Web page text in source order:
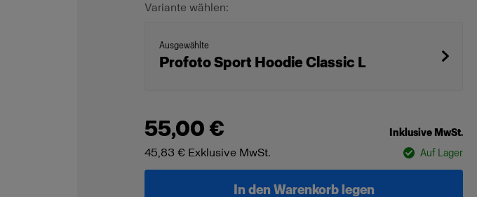
Variante wählen:
Ausgewählte
Profoto Sport Hoodie Classic L
55,00 € Inklusive MwSt.
45,83 € Exklusive MwSt. Auf Lager
In den Warenkorb legen